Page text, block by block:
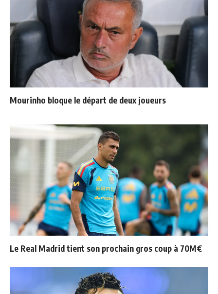
Mourinho bloque le départ de deux joueurs
Le Real Madrid tient son prochain gros coup à 70M€